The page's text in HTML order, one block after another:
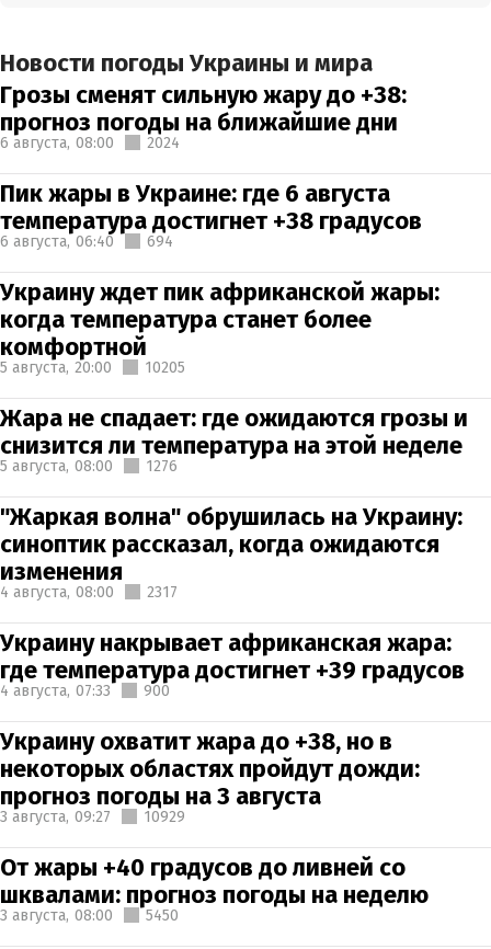
Новости погоды Украины и мира
Грозы сменят сильную жару до +38:
прогноз погоды на ближайшие дни
6 августа, 08:00 2024
Пик жары в Украине: где 6 августа
температура достигнет +38 градусов
6 августа, 06:40 694
Украину ждет пик африканской жары:
когда температура станет более
комфортной
5 августа, 20:00 10205
Жара не спадает: где ожидаются грозы и
снизится ли температура на этой неделе
5 августа, 08:00 1276
"Жаркая волна" обрушилась на Украину:
синоптик рассказал, когда ожидаются
изменения
4 августа, 08:00 2317
Украину накрывает африканская жара:
где температура достигнет +39 градусов
4 августа, 07:33 900
Украину охватит жара до +38, но в
некоторых областях пройдут дожди:
прогноз погоды на 3 августа
3 августа, 09:27 10929
От жары +40 градусов до ливней со
шквалами: прогноз погоды на неделю
3 августа, 08:00 5450